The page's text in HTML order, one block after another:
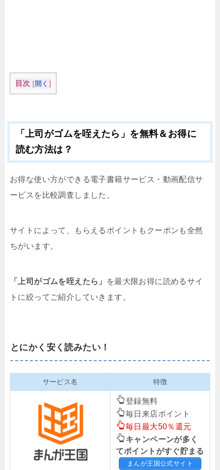
目次 [開く ]
「上司がゴムを咥えたら」を無料＆お得に
読む方法は？
お得な使い方ができる電子書籍サービス・動画配信サ
ービスを比較調査しました。
サイトによって、もらえるポイントもクーポンも全然
ちがいます。
「上司がゴムを咥えたら」
を最大限お得に読めるサイ
トに絞ってご紹介していきます。
とにかく安く読みたい！
サービス名 特徴
登録無料
毎日来店ポイント
毎日最大50％還元
キャンペーンが多く
てポイントがすぐ貯まる
まんが王国公式サイト